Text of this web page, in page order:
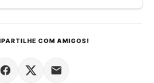
COM AMIGOS!